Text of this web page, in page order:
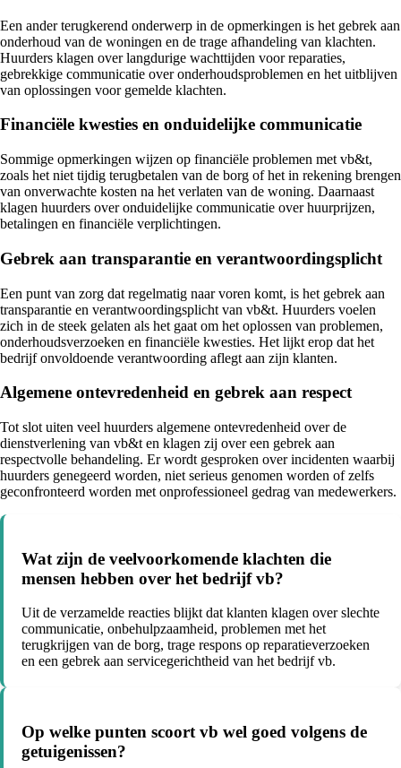
Een ander terugkerend onderwerp in de opmerkingen is het gebrek aan
onderhoud van de woningen en de trage afhandeling van klachten.
Huurders klagen over langdurige wachttijden voor reparaties,
gebrekkige communicatie over onderhoudsproblemen en het uitblijven
van oplossingen voor gemelde klachten.
Financiële kwesties en onduidelijke communicatie
Sommige opmerkingen wijzen op financiële problemen met vb&t,
zoals het niet tijdig terugbetalen van de borg of het in rekening brengen
van onverwachte kosten na het verlaten van de woning. Daarnaast
klagen huurders over onduidelijke communicatie over huurprijzen,
betalingen en financiële verplichtingen.
Gebrek aan transparantie en verantwoordingsplicht
Een punt van zorg dat regelmatig naar voren komt, is het gebrek aan
transparantie en verantwoordingsplicht van vb&t. Huurders voelen
zich in de steek gelaten als het gaat om het oplossen van problemen,
onderhoudsverzoeken en financiële kwesties. Het lijkt erop dat het
bedrijf onvoldoende verantwoording aflegt aan zijn klanten.
Algemene ontevredenheid en gebrek aan respect
Tot slot uiten veel huurders algemene ontevredenheid over de
dienstverlening van vb&t en klagen zij over een gebrek aan
respectvolle behandeling. Er wordt gesproken over incidenten waarbij
huurders genegeerd worden, niet serieus genomen worden of zelfs
geconfronteerd worden met onprofessioneel gedrag van medewerkers.
Wat zijn de veelvoorkomende klachten die
mensen hebben over het bedrijf vb?
Uit de verzamelde reacties blijkt dat klanten klagen over slechte
communicatie, onbehulpzaamheid, problemen met het
terugkrijgen van de borg, trage respons op reparatieverzoeken
en een gebrek aan servicegerichtheid van het bedrijf vb.
Op welke punten scoort vb wel goed volgens de
getuigenissen?